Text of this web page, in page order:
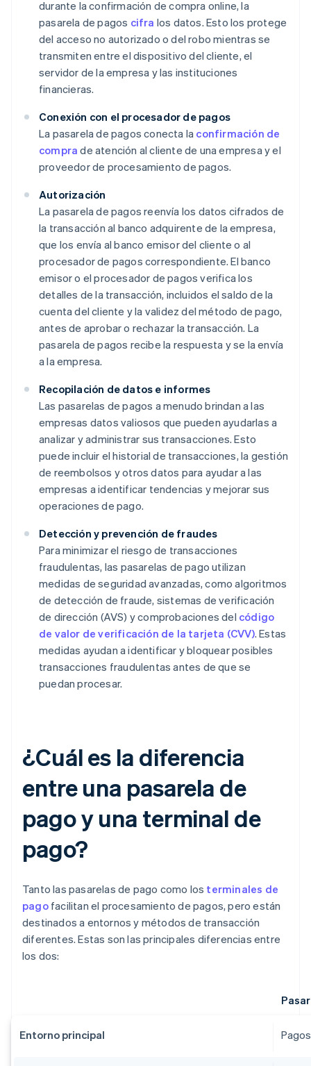
durante la confirmación de compra online, la
pasarela de pagos cifra los datos. Esto los protege
del acceso no autorizado o del robo mientras se
transmiten entre el dispositivo del cliente, el
servidor de la empresa y las instituciones
financieras.
Conexión con el procesador de pagos
La pasarela de pagos conecta la confirmación de
compra de atención al cliente de una empresa y el
proveedor de procesamiento de pagos.
Autorización
La pasarela de pagos reenvía los datos cifrados de
la transacción al banco adquirente de la empresa,
que los envía al banco emisor del cliente o al
procesador de pagos correspondiente. El banco
emisor o el procesador de pagos verifica los
detalles de la transacción, incluidos el saldo de la
cuenta del cliente y la validez del método de pago,
antes de aprobar o rechazar la transacción. La
pasarela de pagos recibe la respuesta y se la envía
a la empresa.
Recopilación de datos e informes
Las pasarelas de pagos a menudo brindan a las
empresas datos valiosos que pueden ayudarlas a
analizar y administrar sus transacciones. Esto
puede incluir el historial de transacciones, la gestión
de reembolsos y otros datos para ayudar a las
empresas a identificar tendencias y mejorar sus
operaciones de pago.
Detección y prevención de fraudes
Para minimizar el riesgo de transacciones
fraudulentas, las pasarelas de pago utilizan
medidas de seguridad avanzadas, como algoritmos
de detección de fraude, sistemas de verificación
de dirección (AVS) y comprobaciones del código
de valor de verificación de la tarjeta (CVV). Estas
medidas ayudan a identificar y bloquear posibles
transacciones fraudulentas antes de que se
puedan procesar.
¿Cuál es la diferencia
entre una pasarela de
pago y una terminal de
pago?
Tanto las pasarelas de pago como los terminales de
pagofacilitan el procesamiento de pagos, pero están
destinados a entornos y métodos de transacción
diferentes. Estas son las principales diferencias entre
los dos:
Entorno principal